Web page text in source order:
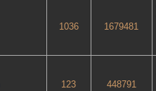
1036 1679481
123 448791